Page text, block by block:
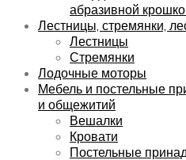
абразивной
Лестницы, стремянки,
Лестницы
Стремянки
Лодочные моторы
Мебель и постельные
и общежитий
Вешалки
Кровати
Постельные